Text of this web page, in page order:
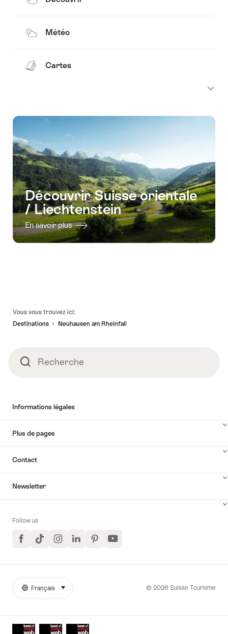
Météo
Cartes
Découvrir Suisse orientale
/ Liechtenstein
En savoir plus
Vous vous trouvez ici:
Destinations
Neuhausen am Rheinfall
RechercheRecherche
Informations légales
Plus de pages
Contact
Newsletter
Follow us
FacebookTikTokInstagramLinkedInPinterestYouTube
Awards
More
© 2026 Suisse Tourisme
Langue
Français sélectionner (cliquer pour afficher)